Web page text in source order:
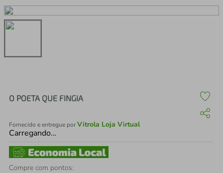
O POETA QUE FINGIA
Fornecido e entregue porVitrola Loja Virtual
Carregando…
Compre com pontos:
2º cafeteira